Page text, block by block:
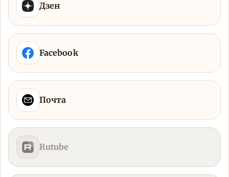
Дзен
Facebook
Почта
Rutube